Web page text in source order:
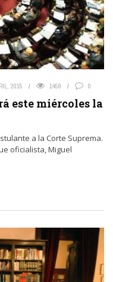
2015 1459 0
este miércoles la
a la Corte Suprema.
oficialista, Miguel